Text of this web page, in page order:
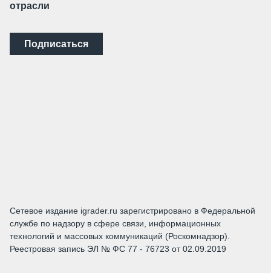
отрасли
Подписаться
Сетевое издание igrader.ru зарегистрировано в Федеральной
службе по надзору в сфере связи, информационных
технологий и массовых коммуникаций (Роскомнадзор).
Реестровая запись ЭЛ № ФС 77 - 76723 от 02.09.2019